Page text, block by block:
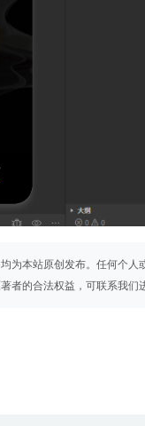
为本站原创发布。任何个
者的合法权益，可联系我们